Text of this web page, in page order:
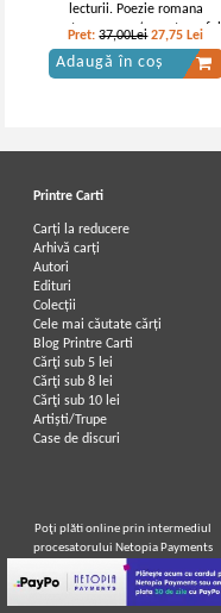
lecturii. Poezie romana
contemporana (cu autograful
autorului)
Pret:37,00Lei 27,75 Lei
Adaugă în coș
Printre Carti
Carți la reducere
Arhivă carți
Autori
Edituri
Colecții
Cele mai căutate cărți
Blog Printre Carti
Cărţi sub 5 lei
Cărţi sub 8 lei
Cărţi sub 10 lei
Artiști/Trupe
Case de discuri
Poţi plăti online prin intermediul
procesatorului Netopia Payments